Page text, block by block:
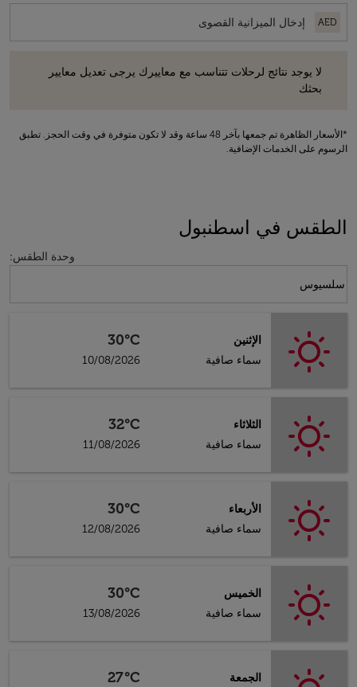
AED
لا يوجد نتائج لرحلات تتناسب مع معاييرك يرجى تعديل معايير
بحثك
*الأسعار الظاهرة تم جمعها بآخر 48 ساعة وقد لا تكون متوفرة في وقت الحجز. تطبق
الرسوم على الخدمات الإضافية.
الطقس في اسطنبول
وحدة الطقس:
سلسيوس
الإثنين
سماء صافية
30°C
10/08/2026
الثلاثاء
سماء صافية
32°C
11/08/2026
الأربعاء
سماء صافية
30°C
12/08/2026
الخميس
سماء صافية
30°C
13/08/2026
الجمعة
27°C